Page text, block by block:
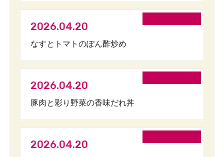
2026.04.20
なすとトマトのぽん酢炒め
2026.04.20
豚肉と彩り野菜の香味だれ丼
2026.04.20